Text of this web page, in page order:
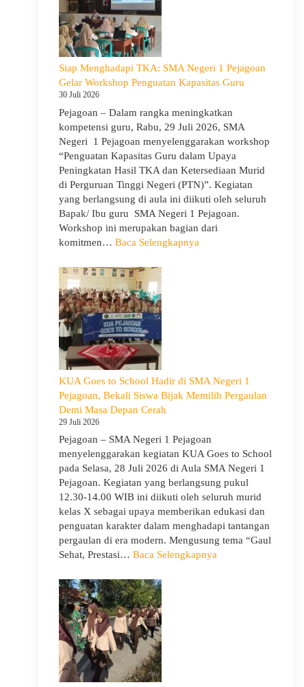
Siap Menghadapi TKA: SMA Negeri 1 Pejagoan
Gelar Workshop Penguatan Kapasitas Guru
30 Juli 2026
Pejagoan – Dalam rangka meningkatkan
kompetensi guru, Rabu, 29 Juli 2026, SMA
Negeri 1 Pejagoan menyelenggarakan workshop
“Penguatan Kapasitas Guru dalam Upaya
Peningkatan Hasil TKA dan Ketersediaan Murid
di Perguruan Tinggi Negeri (PTN)”. Kegiatan
yang berlangsung di aula ini diikuti oleh seluruh
Bapak/ Ibu guru SMA Negeri 1 Pejagoan.
Workshop ini merupakan bagian dari
komitmen… Baca Selengkapnya:
Penguatan
Kapasitas
KUA Goes to School Hadir di SMA Negeri 1
Pejagoan, Bekali Siswa Bijak Memilih Pergaulan
Demi Masa Depan Cerah
29 Juli 2026
Pejagoan – SMA Negeri 1 Pejagoan
menyelenggarakan kegiatan KUA Goes to School
pada Selasa, 28 Juli 2026 di Aula SMA Negeri 1
Pejagoan. Kegiatan yang berlangsung pukul
12.30-14.00 WIB ini diikuti oleh seluruh murid
kelas X sebagai upaya memberikan edukasi dan
penguatan karakter dalam menghadapi tantangan
pergaulan di era modern. Mengusung tema “Gaul
Sehat, Prestasi… Baca Selengkapnya: